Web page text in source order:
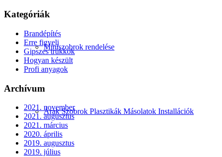
Miniszobrok rendelése
Árak Szobrok Plasztikák Másolatok Installációk
Kategóriák
Brandépítés
Erre figyelj
Gipszes trükkök
Hogyan készült
Profi anyagok
Archívum
2021. november
2021. augusztus
2021. március
2020. április
2019. augusztus
2019. július